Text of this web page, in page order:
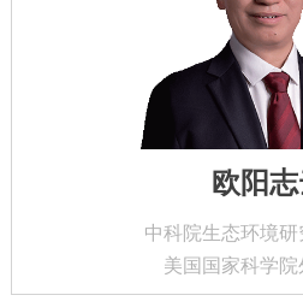
欧阳
中科院生态环境
美国国家科学院